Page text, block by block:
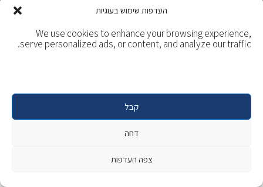
העדפות שימוש בעוגיות
We use cookies to enhance your browsing experience,
serve personalized ads, or content, and analyze our traffic.
קבל
דחה
צפה העדפות
Copyright 2017, Caesarea. All rights reserved. | Designed &